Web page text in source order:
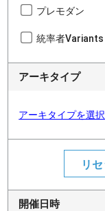
プレモダン
統率者Variants
アーキタイプ
アーキタイプを選択
開催日時